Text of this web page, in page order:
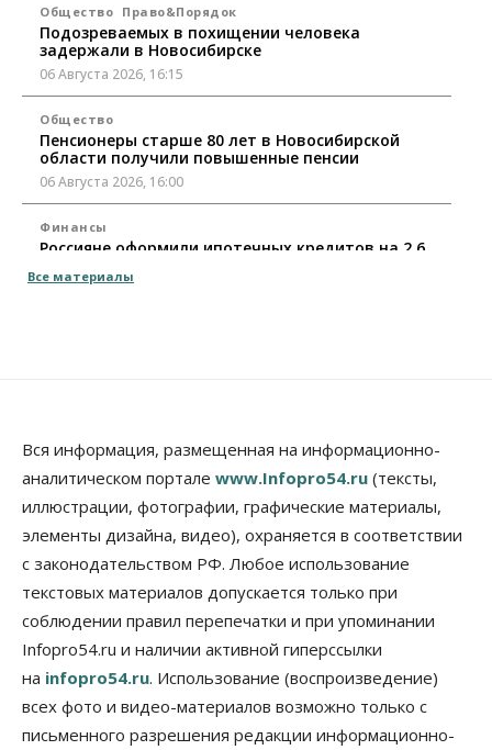
Общество Право&Порядок
Подозреваемых в похищении человека
задержали в Новосибирске
06 Августа 2026, 16:15
Общество
Пенсионеры старше 80 лет в Новосибирской
области получили повышенные пенсии
06 Августа 2026, 16:00
Финансы
Россияне оформили ипотечных кредитов на 2,6
06 Августа 2026, 15:53
Бизнес
Правительство России продлило разрешение на
выпуск бензина «Евро-3»
06 Августа 2026, 14:00
Общество
«За тех, у кого от 270 баллов,
настоящая борьба»: вузы настойчиво
обзванивают новосибирских высокобалльников
перед зачислением
06 Августа 2026, 13:00
Власть
Режим ЧС ввели в Омской области из-за засухи
06 Августа 2026, 12:15
Все материалы
Вся информация, размещенная на информационно-
аналитическом портале www.Infopro54.ru (тексты,
иллюстрации, фотографии, графические материалы,
элементы дизайна, видео), охраняется в соответствии
с законодательством РФ. Любое использование
текстовых материалов допускается только при
соблюдении правил перепечатки и при упоминании
Infopro54.ru и наличии активной гиперссылки
на infopro54.ru. Использование (воспроизведение)
всех фото и видео-материалов возможно только с
письменного разрешения редакции информационно-